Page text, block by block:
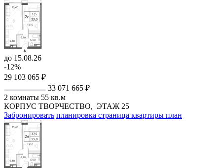
до 15.08.26
-12%
29 103 065 ₽
33 071 665 ₽
2 комнаты 55 кв.м
КОРПУС ТВОРЧЕСТВО, ЭТАЖ 25
Забронировать планировка страница квартиры план